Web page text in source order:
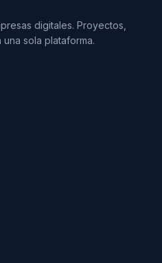
digitales. Proyectos,
sola plataforma.